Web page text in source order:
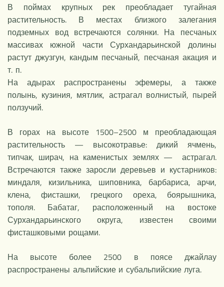
В поймах крупных рек преобладает тугайная
растительность. В местах близкого залегания
подземных вод встречаются солянки. На песчаных
массивах южной части Сурхандарьинской долины
растут джузгун, кандым песчаный, песчаная акация и
т. п.
На адырах распространены эфемеры, а также
полынь, кузиния, мятлик, астрагал волнистый, пырей
ползучий.
В горах на высоте 1500–2500 м преобладающая
растительность — высокотравье: дикий ячмень,
типчак, ширач, на каменистых землях — астрагал.
Встречаются также заросли деревьев и кустарников:
миндаля, кизильника, шиповника, барбариса, арчи,
клена, фисташки, грецкого ореха, боярышника,
тополя. Бабатаг, расположенный на востоке
Сурхандарьинского округа, известен своими
фисташковыми рощами.
На высоте более 2500 в поясе джайлау
распространены альпийские и субальпийские луга.